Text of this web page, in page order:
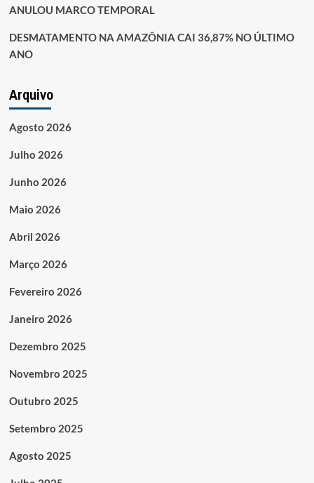
ANULOU MARCO TEMPORAL
DESMATAMENTO NA AMAZÔNIA CAI 36,87% NO ÚLTIMO
ANO
Arquivo
Agosto 2026
Julho 2026
Junho 2026
Maio 2026
Abril 2026
Março 2026
Fevereiro 2026
Janeiro 2026
Dezembro 2025
Novembro 2025
Outubro 2025
Setembro 2025
Agosto 2025